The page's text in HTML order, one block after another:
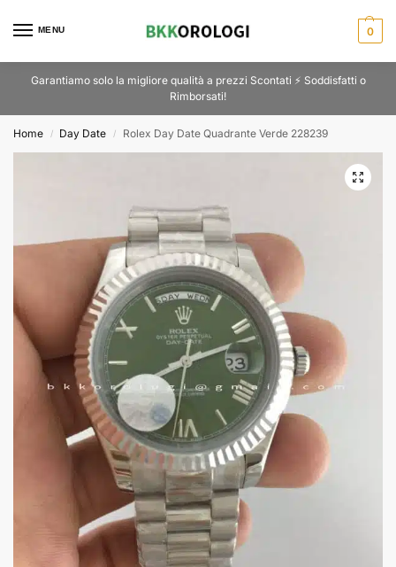
MENU 0
Garantiamo solo la migliore qualità a prezzi Scontati ⚡ Soddisfatti o
Rimborsati!
Home / Day Date / Rolex Day Date Quadrante Verde 228239